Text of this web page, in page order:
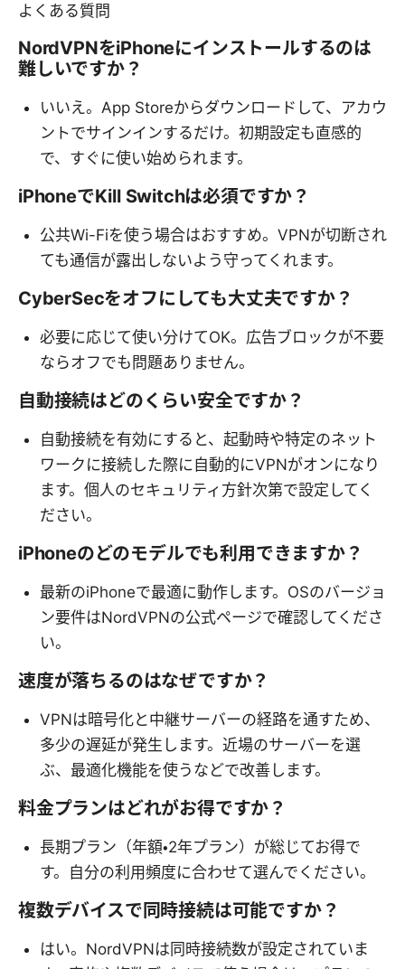
よくある質問
NordVPNをiPhoneにインストールするのは
難しいですか？
いいえ。App Storeからダウンロードして、アカウ
ントでサインインするだけ。初期設定も直感的
で、すぐに使い始められます。
iPhoneでKill Switchは必須ですか？
公共Wi-Fiを使う場合はおすすめ。VPNが切断され
ても通信が露出しないよう守ってくれます。
CyberSecをオフにしても大丈夫ですか？
必要に応じて使い分けてOK。広告ブロックが不要
ならオフでも問題ありません。
自動接続はどのくらい安全ですか？
自動接続を有効にすると、起動時や特定のネット
ワークに接続した際に自動的にVPNがオンになり
ます。個人のセキュリティ方針次第で設定してく
ださい。
iPhoneのどのモデルでも利用できますか？
最新のiPhoneで最適に動作します。OSのバージョ
ン要件はNordVPNの公式ページで確認してくださ
い。
速度が落ちるのはなぜですか？
VPNは暗号化と中継サーバーの経路を通すため、
多少の遅延が発生します。近場のサーバーを選
ぶ、最適化機能を使うなどで改善します。
料金プランはどれがお得ですか？
長期プラン（年額・2年プラン）が総じてお得で
す。自分の利用頻度に合わせて選んでください。
複数デバイスで同時接続は可能ですか？
はい。NordVPNは同時接続数が設定されていま